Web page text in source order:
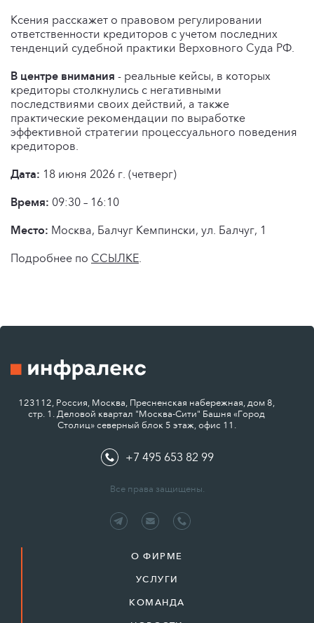
Ксения расскажет о правовом регулировании
ответственности кредиторов с учетом последних
тенденций судебной практики Верховного Суда РФ.
В центре внимания - реальные кейсы, в которых
кредиторы столкнулись с негативными
последствиями своих действий, а также
практические рекомендации по выработке
эффективной стратегии процессуального поведения
кредиторов.
Дата: 18 июня 2026 г. (четверг)
Время: 09:30 – 16:10
Место: Москва, Балчуг Кемпински, ул. Балчуг, 1
Подробнее по ССЫЛКЕ.
123112, Россия, Москва, Пресненская набережная, дом 8,
стр. 1. Деловой квартал "Москва-Сити" Башня «Город
Столиц» северный блок 5 этаж, офис 11.
+7 495 653 82 99
Все права защищены.
О ФИРМЕ
УСЛУГИ
КОМАНДА